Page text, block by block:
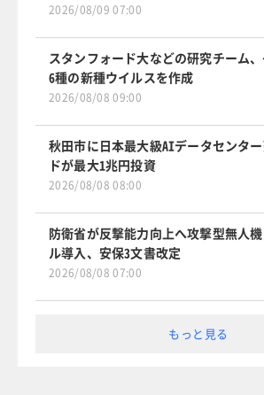
2026/08/09 07:00
スタンフォード大などの研究チーム
6種の新種ウイルスを作成
2026/08/08 09:00
秋田市に日本最大級AIデータセンター
ドが最大1兆円投資
2026/08/08 08:00
防衛省が反撃能力向上へ攻撃型無人
ル導入、安保3文書改定
2026/08/08 07:00
もっと見る